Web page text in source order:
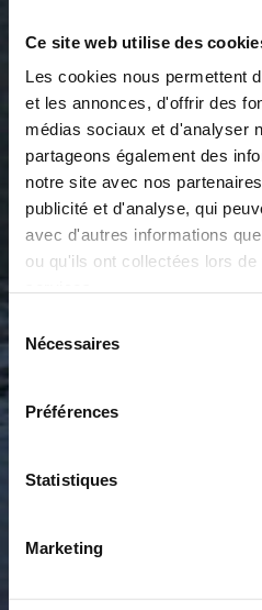
Ce site web utilise des
Les cookies nous permettent
et les annonces, d'offrir des
médias sociaux et d'analyser
partageons également des
notre site avec nos
publicité et d'analyse, qui
avec d'autres informations
ou qu'ils ont collectées lors
du
consentement
Nécessaires
Préférences
Statistiques
Marketing